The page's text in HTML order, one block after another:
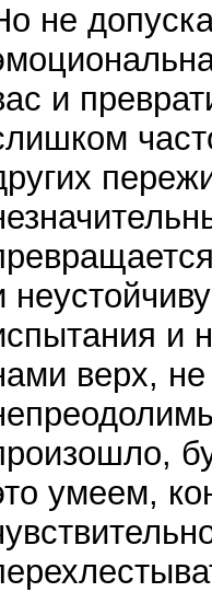
не
и
и
верх,
умеем,